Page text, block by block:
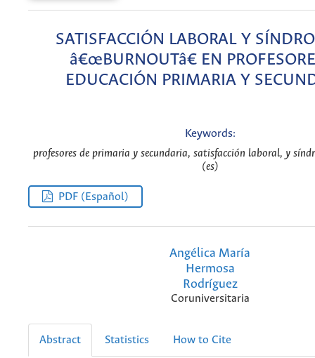
SATISFACCIÓN LABORAL Y
â€œBURNOUTâ€ EN
EDUCACIÓN PRIMARIA Y
Keywords:
profesores de primaria y secundaria, satisfacción laboral, y
(es)
PDF (Español)
Angélica María
Hermosa
Rodríguez
Coruniversitaria
Abstract Statistics How to Cite